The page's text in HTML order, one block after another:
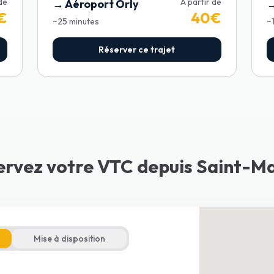
→Aéroport Orly
~25 minutes 40€
Réserver ce trajet
~
votre VTC depuis Saint-
Mise à disposition